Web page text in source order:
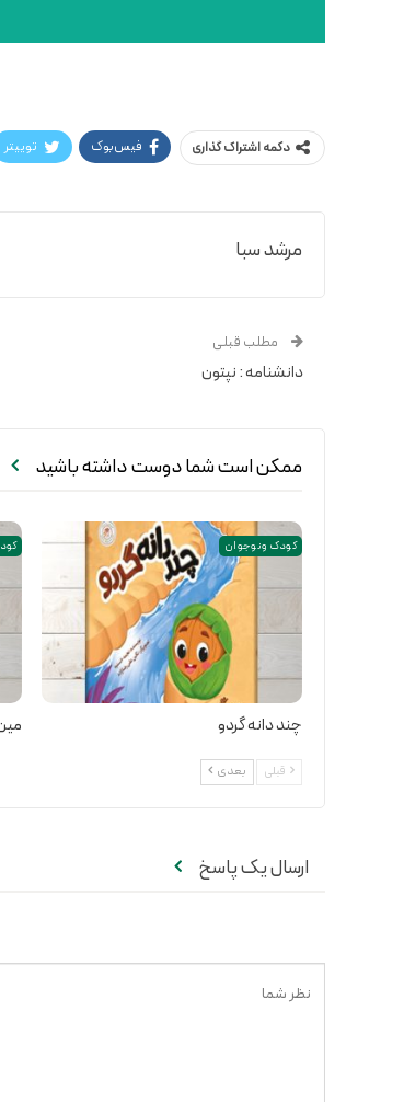
دکمه اشتراک گذاری فیس‌بوک توییتر
مرشد سبا
مطلب قبلی
دانشنامه : نپتون
ممکن است شما دوست داشته باشید
کودک و نوجوان
چند دانه گردو
قبلی بعدی
ارسال یک پاسخ